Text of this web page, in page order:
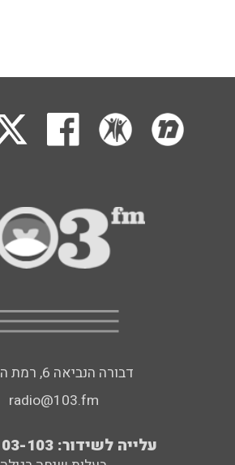
דבורה הנביאה 6, רמת השרון
radio@103.fm
עלייה לשידור: 0552-103-103